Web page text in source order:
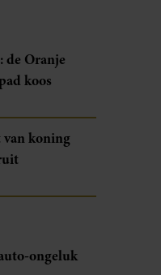
de Oranje
koos
van koning
ongeluk